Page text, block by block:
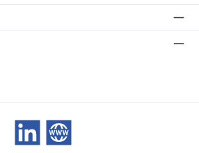
LinkedIn Website